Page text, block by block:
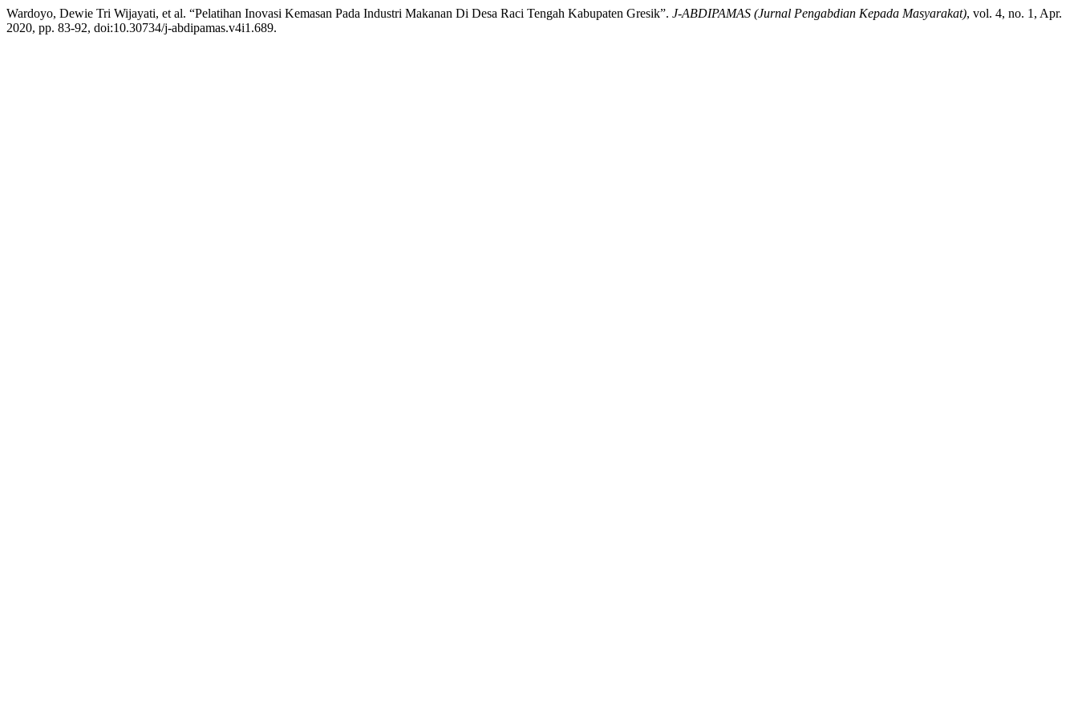
Wardoyo, Dewie Tri Wijayati, et al. “Pelatihan Inovasi Kemasan Pada Industri Makanan Di Desa Raci Tengah Kabupaten Gresik”. J-ABDIPAMAS (Jurnal Pengabdian Kepada Masyarakat), vol. 4, no. 1, Apr.
2020, pp. 83-92, doi:10.30734/j-abdipamas.v4i1.689.